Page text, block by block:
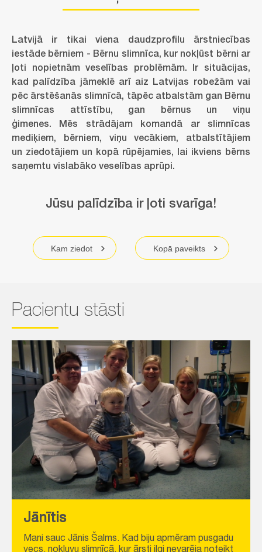
Latvijā ir tikai viena daudzprofilu ārstniecības
iestāde bērniem - Bērnu slimnīca, kur nokļūst bērni ar
ļoti nopietnām veselības problēmām. Ir situācijas,
kad palīdzība jāmeklē arī aiz Latvijas robežām vai
pēc ārstēšanās slimnīcā, tāpēc atbalstām gan Bērnu
slimnīcas attīstību, gan bērnus un viņu
ģimenes. Mēs strādājam komandā ar slimnīcas
mediķiem, bērniem, viņu vecākiem, atbalstītājiem
un ziedotājiem un kopā rūpējamies, lai ikviens bērns
saņemtu vislabāko veselības aprūpi.
Jūsu palīdzība ir ļoti svarīga!
Kam ziedot Kopā paveikts
Pacientu stāsti
Jānītis
Mani sauc Jānis Šalms. Kad biju apmēram pusgadu